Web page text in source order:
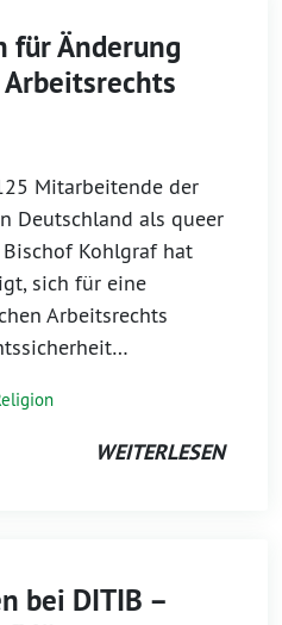
für Änderung
Mitarbeitende der
Deutschland als queer
Kohlgraf hat
sich für eine
Arbeitsrechts
WEITERLESEN
bei DITIB –